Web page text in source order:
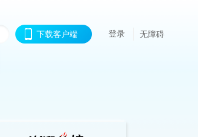
下载客户端 登录 无障碍